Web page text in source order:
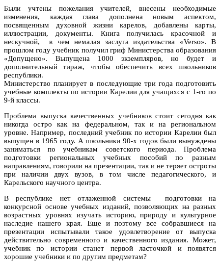
Были учтены пожелания учителей, внесены необходимые
изменения, каждая глава дополнена новым аспектом,
посвященным духовной жизни карелов, добавлены карты,
иллюстрации, документы. Книга получилась красочной и
нескучной, в чем немалая заслуга издательства «Verso». В
прошлом году учебник получил гриф Министерства образования
«Допущено». Выпущена 1000 экземпляров, но будет и
дополнительный тираж, чтобы обеспечить всех школьников
республики.
Министерство планирует в последующие три года подготовить
учебные комплекты по истории Карелии для учащихся с 1-го по
9-й классы.
Проблема выпуска качественных учебников стоит сегодня как
никогда остро как на федеральном, так и на региональном
уровне. Например, последний учебник по истории Карелии был
выпущен в 1965 году. А школьники 90-х годов были вынуждены
заниматься по учебникам советского периода. Проблема
подготовки региональных учебных пособий по разным
направлениям, говорили на презентации, так и не теряет остроты
при наличии двух вузов, в том числе педагогического, и
Карельского научного центра.
В республике нет отлаженной системы подготовки на
конкурсной основе учебных изданий, позволяющих на разных
возрастных уровнях изучать историю, природу и культурное
наследие нашего края. Еще и поэтому все собравшиеся на
презентации испытывали такое удовлетворение от выпуска
действительно современного и качественного издания. Может,
учебник по истории станет первой ласточкой и появятся
хорошие учебники и по другим предметам?